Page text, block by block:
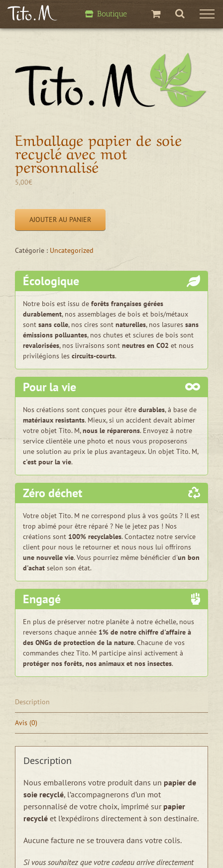
Passer
Boutique
Emballage papier de soie
recyclé avec mot
personnalisé
5,00€
AJOUTER AU PANIER
Catégorie : Uncategorized
Écologique
Notre bois est issu de forêts françaises gérées
durablement, nos assemblages de bois et bois/métaux
sont sans colle, nos cires sont naturelles, nos lasures sans
émissions polluantes, nos chutes et sciures de bois sont
revalorisées, nos livraisons sont neutres en CO2 et nous
privilégions les circuits-courts.
Pour la vie
Nos créations sont conçues pour être durables, à base de
matériaux resistants. Mieux, si un accident devait abimer
votre objet Tito. M,nous le réparerons. Envoyez à notre
service clientèle une photo et nous vous proposerons
une solution au prix le plus avantageux. Un objet Tito. M,
c'est pour la vie.
Zéro déchet
Votre objet Tito. M ne correspond plus à vos goûts ? Il est
trop abimé pour être réparé ? Ne le jetez pas ! Nos
créations sont 100% recyclables. Contactez notre service
client pour nous le retourner et nous nous lui offrirons
une nouvelle vie. Vous pourriez même bénéficier d'un bon
d'achat selon son état.
Engagé
En plus de préserver notre planète à notre échelle, nous
reversons chaque année 1% de notre chiffre d'affaire à
des ONGs de protection de la nature. Chacune de vos
commandes chez Tito. M participe ainsi activement à
protéger nos forêts, nos animaux et nos insectes.
Description
Avis (0)
Description
Nous emballerons votre produit dans un papier de
soie recyclé, l’accompagnerons d’un mot
personnalisé de votre choix, imprimé sur papier
recycléet l’expédirons directement à son destinaire.
Aucune facture ne se trouvera dans votre colis.
Si vous souhaitez que votre cadeau arrive directement